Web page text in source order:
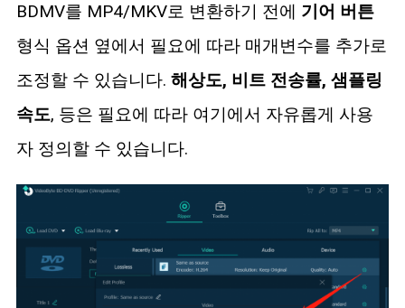
BDMV를 MP4/MKV로 변환하기 전에 기어 버튼
형식 옵션 옆에서 필요에 따라 매개변수를 추가로
조정할 수 있습니다. 해상도, 비트 전송률, 샘플링
속도, 등은 필요에 따라 여기에서 자유롭게 사용
자 정의할 수 있습니다.